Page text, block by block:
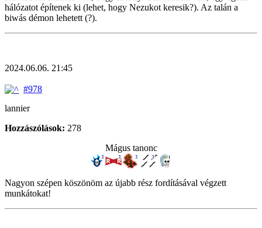
hálózatot építenek ki (lehet, hogy Nezukot keresik?). Az talán a
biwás démon lehetett (?).
2024.06.06. 21:45
#978
lannier
Hozzászólások: 278
Mágus tanonc
Nagyon szépen köszönöm az újabb rész fordításával végzett
munkátokat!